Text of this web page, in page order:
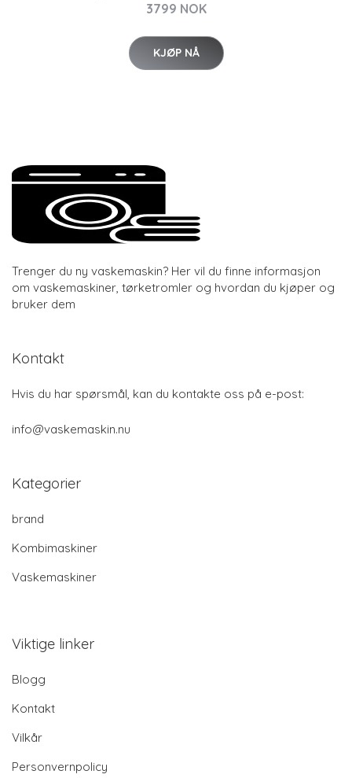
3799 NOK
KJØP NÅ
Trenger du ny vaskemaskin? Her vil du finne informasjon
om vaskemaskiner, tørketromler og hvordan du kjøper og
bruker dem
Kontakt
Hvis du har spørsmål, kan du kontakte oss på e-post:
info@vaskemaskin.nu
Kategorier
brand
Kombimaskiner
Vaskemaskiner
Viktige linker
Blogg
Kontakt
Vilkår
Personvernpolicy